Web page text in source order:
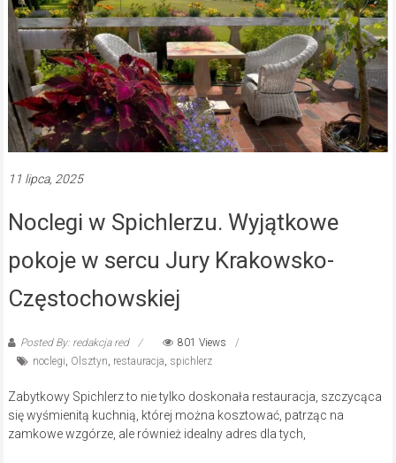
11 lipca, 2025
Noclegi w Spichlerzu. Wyjątkowe
pokoje w sercu Jury Krakowsko-
Częstochowskiej
Posted By: redakcja red
801 Views
noclegi Olsztyn restauracja spichlerz
Zabytkowy Spichlerz to nie tylko doskonała restauracja, szczycąca
się wyśmienitą kuchnią, której można kosztować, patrząc na
zamkowe wzgórze, ale również idealny adres dla tych,